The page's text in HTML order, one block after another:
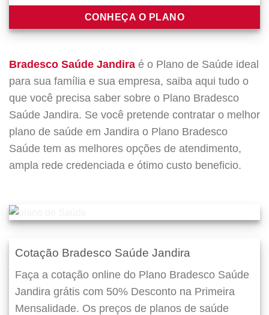
CONHEÇA O PLANO
Bradesco Saúde Jandira é o Plano de Saúde ideal
para sua família e sua empresa, saiba aqui tudo o
que você precisa saber sobre o Plano Bradesco
Saúde Jandira. Se você pretende contratar o melhor
plano de saúde em Jandira o Plano Bradesco
Saúde tem as melhores opções de atendimento,
ampla rede credenciada e ótimo custo beneficio.
Cotação Bradesco Saúde Jandira
Faça a cotação online do Plano Bradesco Saúde
Jandira grátis com 50% Desconto na Primeira
Mensalidade. Os preços de planos de saúde